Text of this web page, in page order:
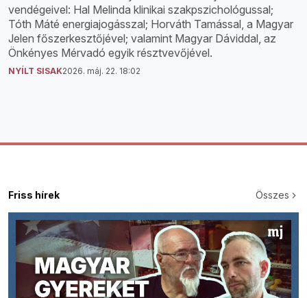
vendégeivel: Hal Melinda klinikai szakpszichológussal;
Tóth Máté energiajogásszal; Horváth Tamással, a Magyar
Jelen főszerkesztőjével; valamint Magyar Dáviddal, az
Önkényes Mérvadó egyik résztvevőjével.
NYÍLT SISAK2026. máj. 22. 18:02
Friss hírek Összes